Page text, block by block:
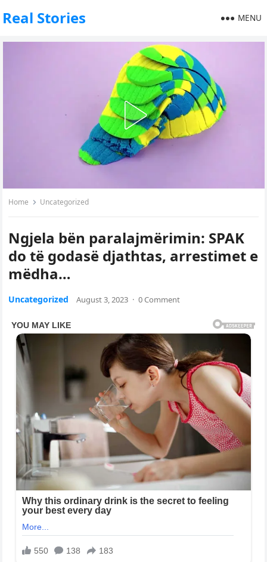
Real Stories MENU
Home Uncategorized
Ngjela bën paralajmërimin: SPAK
do të godasë djathtas, arrestimet e
mëdha…
Uncategorized August 3, 2023 · 0 Comment